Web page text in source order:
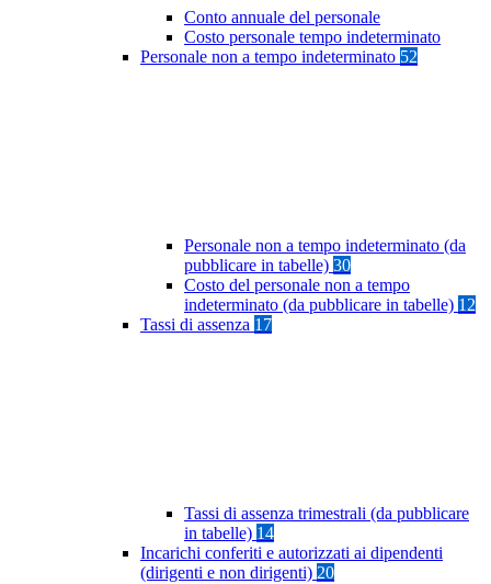
Conto annuale del personale
Costo personale tempo indeterminato
Personale non a tempo indeterminato 52
Personale non a tempo indeterminato (da
pubblicare in tabelle) 30
Costo del personale non a tempo
indeterminato (da pubblicare in tabelle) 12
Tassi di assenza 17
Tassi di assenza trimestrali (da pubblicare
in tabelle) 14
Incarichi conferiti e autorizzati ai dipendenti
(dirigenti e non dirigenti) 20